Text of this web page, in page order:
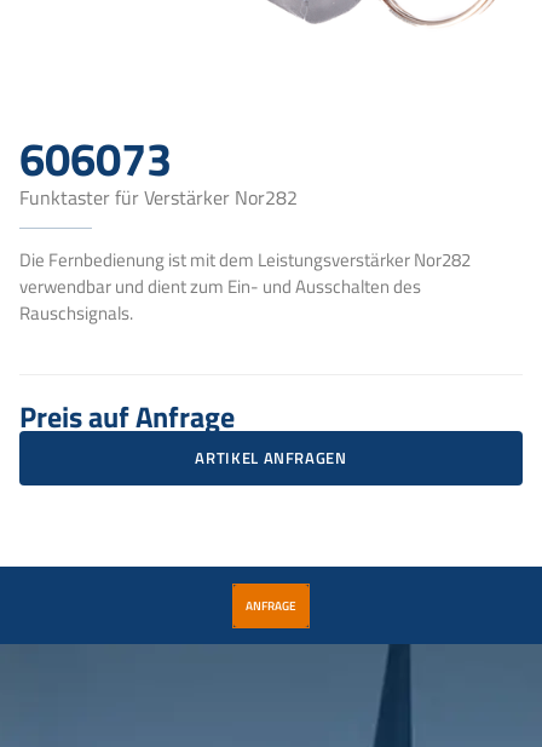
606073
Funktaster für Verstärker Nor282
Die Fernbedienung ist mit dem Leistungsverstärker Nor282
verwendbar und dient zum Ein- und Ausschalten des
Rauschsignals.
Preis auf Anfrage
ARTIKEL ANFRAGEN
ANFRAGE